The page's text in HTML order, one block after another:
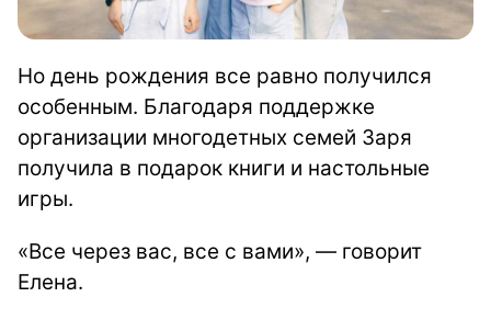
Но день рождения все равно получился
особенным. Благодаря поддержке
организации многодетных семей Заря
получила в подарок книги и настольные
игры.
«Все через вас, все с вами», — говорит
Елена.